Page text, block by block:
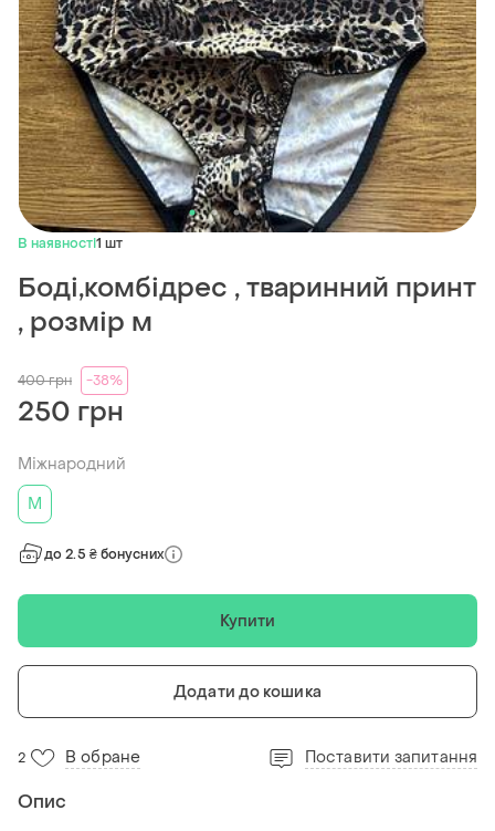
В наявності1 шт
Боді,комбідрес , тваринний принт
, розмір м
400грн -38%
250 грн
Міжнародний
M
до 2.5 ₴ бонусних
Купити
Додати до кошика
2 В обране Поставити запитання
Опис